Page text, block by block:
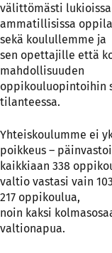
välittömästi
ammatillisissa
sekä koulullemme ja
sen opettajille että
mahdollisuuden
oppikouluopintoihin
tilanteessa.
Yhteiskoulumme ei
poikkeus –
kaikkiaan 338
valtio vastasi vain
217 oppikoulua,
noin kaksi
valtionapua.